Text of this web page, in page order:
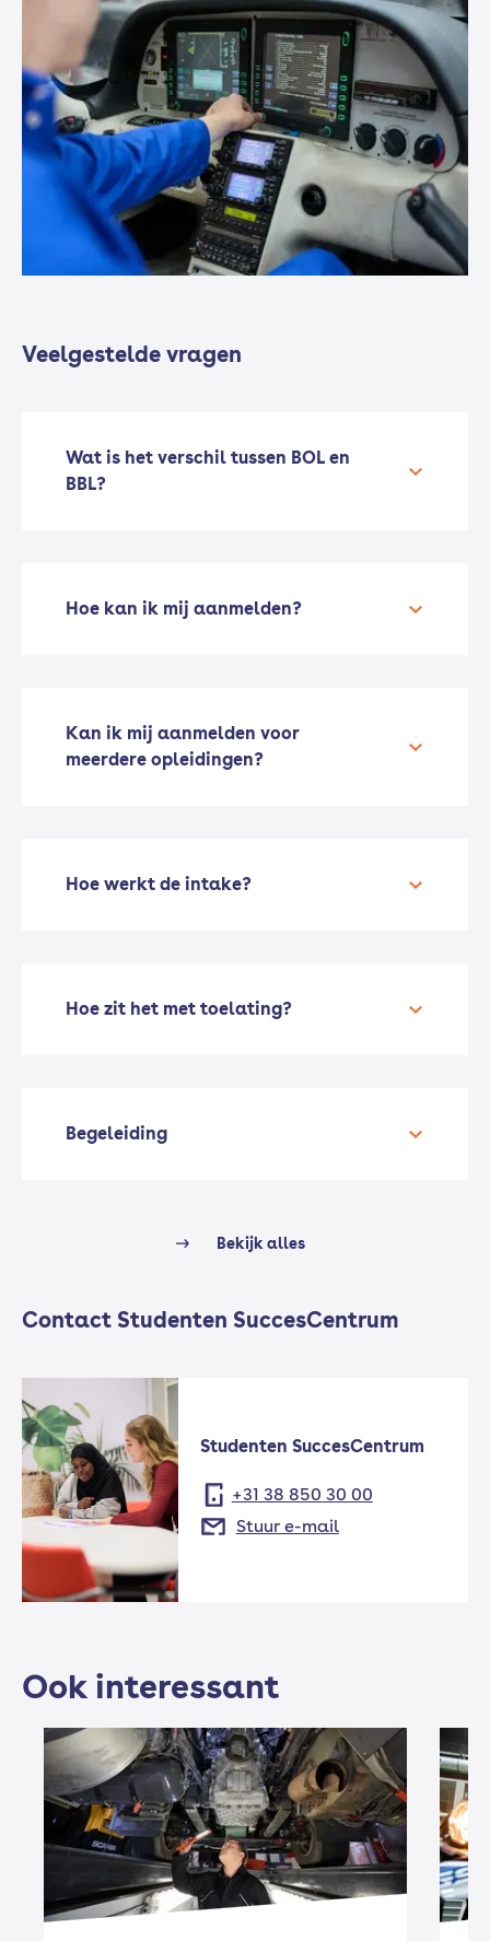
Veelgestelde vragen
Wat is het verschil tussen BOL en
BBL?
Hoe kan ik mij aanmelden?
Kan ik mij aanmelden voor
meerdere opleidingen?
Hoe werkt de intake?
Hoe zit het met toelating?
Begeleiding
Bekijk alles
Contact Studenten SuccesCentrum
Studenten SuccesCentrum
+31 38 850 30 00
Stuur e-mail
Ook interessant